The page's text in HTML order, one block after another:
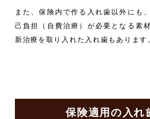
また、保険内で作る入れ歯以外にも
己負担（自費治療）が必要となる素
新治療を取り入れた入れ歯もあります
保険適用の入れ